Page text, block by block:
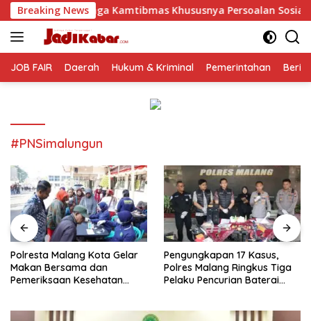
Langsung
ke
konten
Breaking News
Khususnya Persoalan Sosial Polresta
JOB FAIR Daerah Hukum & Kriminal Pemerintahan
#PNSimalungun
Polresta Malang Kota Gelar
Makan Bersama dan
Pemeriksaan Kesehatan
Pengungkapan 17 Kasus,
Polres Malang Ringkus Tiga
Pelaku Pencurian Baterai